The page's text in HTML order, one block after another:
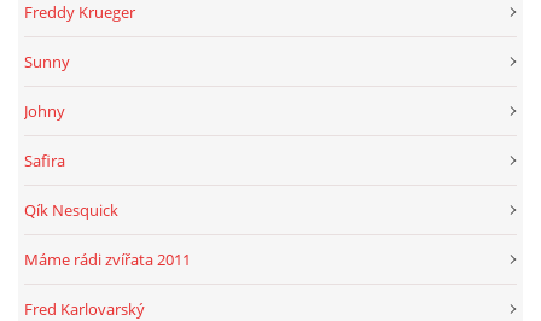
Freddy Krueger
Sunny
Johny
Safira
Qík Nesquick
Máme rádi zvířata 2011
Fred Karlovarský